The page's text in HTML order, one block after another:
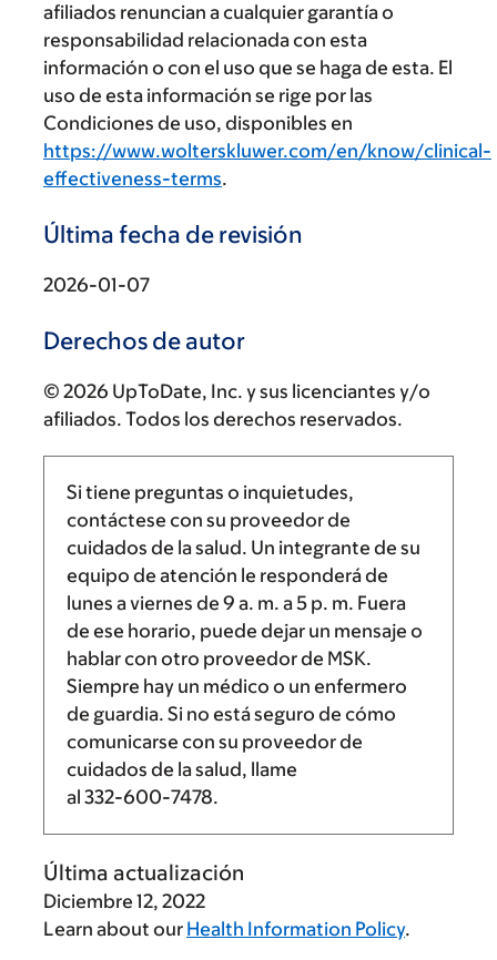
afiliados renuncian a cualquier garantía o
responsabilidad relacionada con esta
información o con el uso que se haga de esta. El
uso de esta información se rige por las
Condiciones de uso, disponibles en
https://www.wolterskluwer.com/en/know/clinical-
effectiveness-terms.
Última fecha de revisión
2026-01-07
Derechos de autor
© 2026 UpToDate, Inc. y sus licenciantes y/o
afiliados. Todos los derechos reservados.
Si tiene preguntas o inquietudes,
contáctese con su proveedor de
cuidados de la salud. Un integrante de su
equipo de atención le responderá de
lunes a viernes de 9 a. m. a5 p. m. Fuera
de ese horario, puede dejar un mensaje o
hablar con otro proveedor de MSK.
Siempre hay un médico o un enfermero
de guardia. Si no está seguro de cómo
comunicarse con su proveedor de
cuidados de la salud, llame
al 332-600-7478.
Última actualización
Diciembre 12, 2022
Learn about our Health Information Policy.